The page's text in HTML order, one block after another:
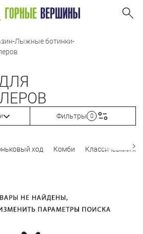
-Лыжные ботинки-
Фильтры 0
ход Комби Классический